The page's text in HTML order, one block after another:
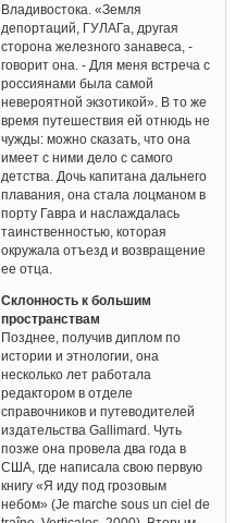
Владивостока. «Земля
депортаций, ГУЛАГа, другая
сторона железного занавеса, -
говорит она. - Для меня встреча с
россиянами была самой
невероятной экзотикой». В то же
время путешествия ей отнюдь не
чужды: можно сказать, что она
имеет с ними дело с самого
детства. Дочь капитана дальнего
плавания, она стала лоцманом в
порту Гавра и наслаждалась
таинственностью, которая
окружала отъезд и возвращение
ее отца.
Склонность к большим
пространствам
Позднее, получив диплом по
истории и этнологии, она
несколько лет работала
редактором в отделе
справочников и путеводителей
издательства Gallimard. Чуть
позже она провела два года в
США, где написала свою первую
книгу «Я иду под грозовым
небом» (Je marche sous un ciel de